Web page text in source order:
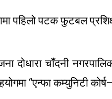
पहिलो पटक फुटबल
दोधारा चाँदनी
“एन्फा कम्युनिटी